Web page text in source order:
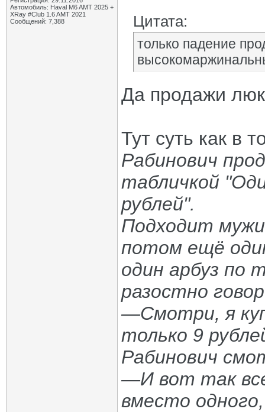
Автомобиль: Haval M6 AMT 2025 +
XRay #Club 1.6 AMT 2021
Сообщений: 7,388
Цитата:
только падение
Да продажи
Тут суть как в
Рабинович
табличкой
рублей".
Подходит
потом ещё
один арбуз по
разостно
—Смотри, я
только 9
Рабинович
—И вот так
вместо